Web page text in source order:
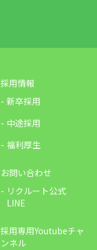
採用情報
新卒採用
中途採用
福利厚生
お問い合わせ
リクルート公式
LINE
採用専用Youtubeチャ
ンネル